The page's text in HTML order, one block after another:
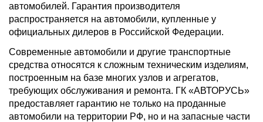
автомобилей. Гарантия производителя
распространяется на автомобили, купленные у
официальных дилеров в Российской Федерации.
Современные автомобили и другие транспортные
средства относятся к сложным техническим изделиям,
построенным на базе многих узлов и агрегатов,
требующих обслуживания и ремонта. ГК «АВТОРУСЬ»
предоставляет гарантию не только на проданные
автомобили на территории РФ, но и на запасные части